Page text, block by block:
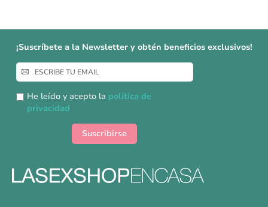
¡Suscríbete a la Newsletter y obtén beneficios exclusivos!
Inscríbase
a
nuestro
boletín
He leído y acepto la política de
privacidad
Suscribirse